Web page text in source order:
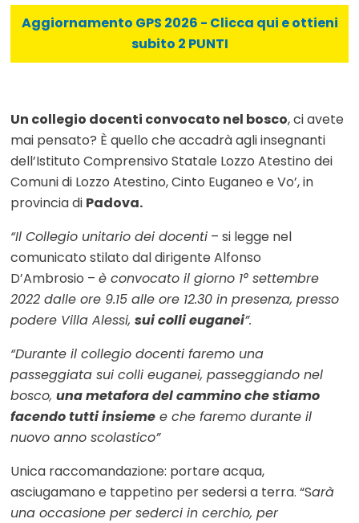
Aggiornamento GPS 2026 - Clicca qui e ottieni
subito 2 PUNTI
Un collegio docenti convocato nel bosco, ci avete
mai pensato? È quello che accadrà agli insegnanti
dell’Istituto Comprensivo Statale Lozzo Atestino dei
Comuni di Lozzo Atestino, Cinto Euganeo e Vo’, in
provincia di Padova.
“Il Collegio unitario dei docenti – si legge nel
comunicato stilato dal dirigente Alfonso
D’Ambrosio – è convocato il giorno 1° settembre
2022 dalle ore 9.15 alle ore 12.30 in presenza, presso
podere Villa Alessi, sui colli euganei”.
“Durante il collegio docenti faremo una
passeggiata sui colli euganei, passeggiando nel
bosco, una metafora del cammino che stiamo
facendo tutti insieme e che faremo durante il
nuovo anno scolastico”
Unica raccomandazione: portare acqua,
asciugamano e tappetino per sedersi a terra. “Sarà
una occasione per sederci in cerchio, per